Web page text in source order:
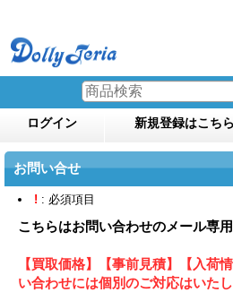
ログイン 新規登録はこちら
お問い合せ
! : 必須項目
こちらはお問い合わせのメール専用
【買取価格】【事前見積】【入荷
い合わせには個別のご対応はいたし